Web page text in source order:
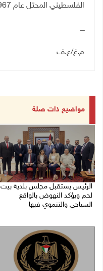
الفلسطيني المحتل عام 1967.
ــــ
م.غ/ع.ف
مواضيع ذات صلة
الرئيس يستقبل مجلس بلدية بيت
لحم ويؤكد النهوض بالواقع
السياحي والتنموي فيها